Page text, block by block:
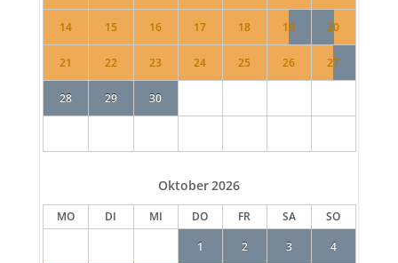
14 15 16 17 18 19 20
21 22 23 24 25 26 27
28 29 30
Oktober2026
MO DI MI DO FR SA
SO
1
2 3 4